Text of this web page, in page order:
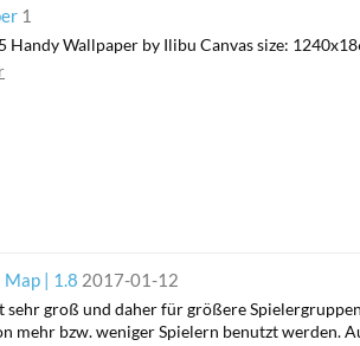
1
Wallpaper by Ilibu Canvas size:
Map | 1.8 2017-01-12
groß und daher für größere
mehr bzw. weniger Spielern benutzt werden.